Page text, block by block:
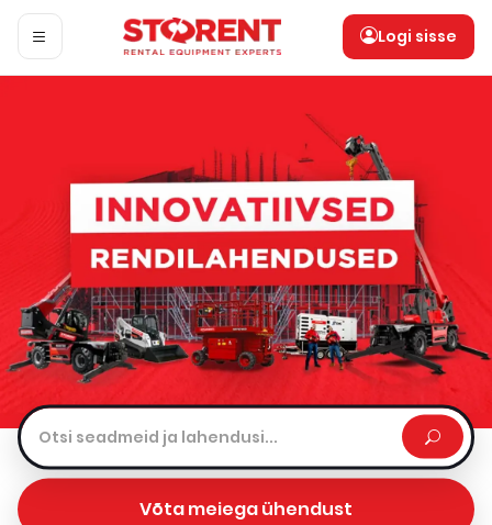
Logi sisse
Võta meiega ühendust